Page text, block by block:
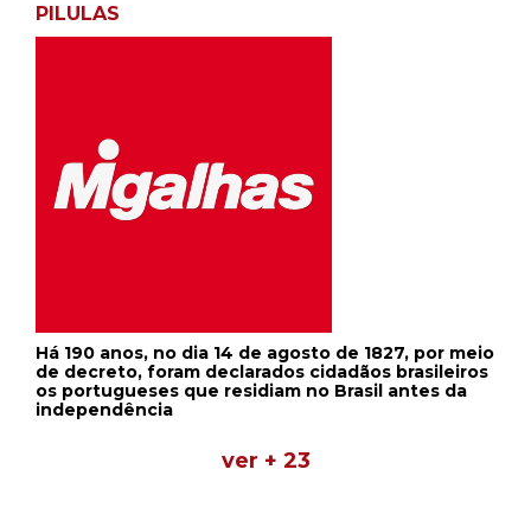
PILULAS
Há 190 anos, no dia 14 de agosto de 1827, por meio
de decreto, foram declarados cidadãos brasileiros
os portugueses que residiam no Brasil antes da
independência
ver + 23